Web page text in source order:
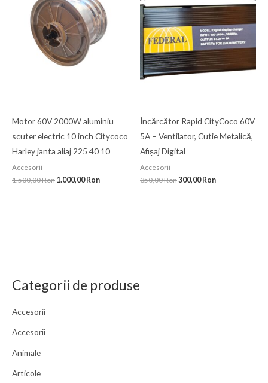
Categorii de produse
Accesorii
Accesorii
Animale
Articole
Motor 60V 2000W aluminiu
scuter electric 10 inch Citycoco
Harley janta aliaj 225 40 10
Accesorii
1.500,00Ron 1.000,00 Ron
Încărcător Rapid CityCoco 60V
5A – Ventilator, Cutie Metalică,
Afișaj Digital
Accesorii
350,00Ron300,00 Ron